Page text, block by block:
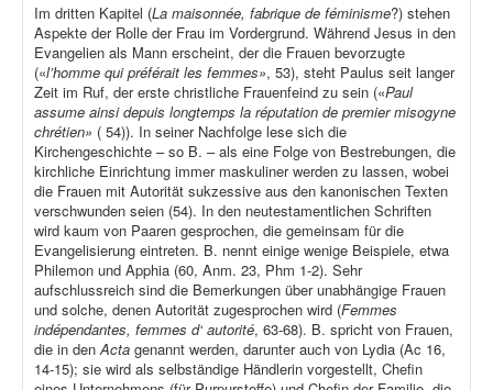
Im dritten Kapitel (La maisonnée, fabrique de féminisme?) stehen
Aspekte der Rolle der Frau im Vordergrund. Während Jesus in den
Evangelien als Mann erscheint, der die Frauen bevorzugte
(«l’homme qui préférait les femmes», 53), steht Paulus seit langer
Zeit im Ruf, der erste christliche Frauenfeind zu sein («Paul
assume ainsi depuis longtemps la réputation de premier misogyne
chrétien» ( 54)). In seiner Nachfolge lese sich die
Kirchengeschichte – so B. – als eine Folge von Bestrebungen, die
kirchliche Einrichtung immer maskuliner werden zu lassen, wobei
die Frauen mit Autorität sukzessive aus den kanonischen Texten
verschwunden seien (54). In den neutestamentlichen Schriften
wird kaum von Paaren gesprochen, die gemeinsam für die
Evangelisierung eintreten. B. nennt einige wenige Beispiele, etwa
Philemon und Apphia (60, Anm. 23, Phm 1-2). Sehr
aufschlussreich sind die Bemerkungen über unabhängige Frauen
und solche, denen Autorität zugesprochen wird (Femmes
indépendantes, femmes d‘ autorité, 63-68). B. spricht von Frauen,
die in den Acta genannt werden, darunter auch von Lydia (Ac 16,
14-15); sie wird als selbständige Händlerin vorgestellt, Chefin